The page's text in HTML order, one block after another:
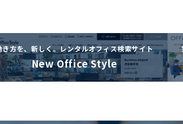
き方を、新しく。レンタルオフィス検索サイト
New Office Style